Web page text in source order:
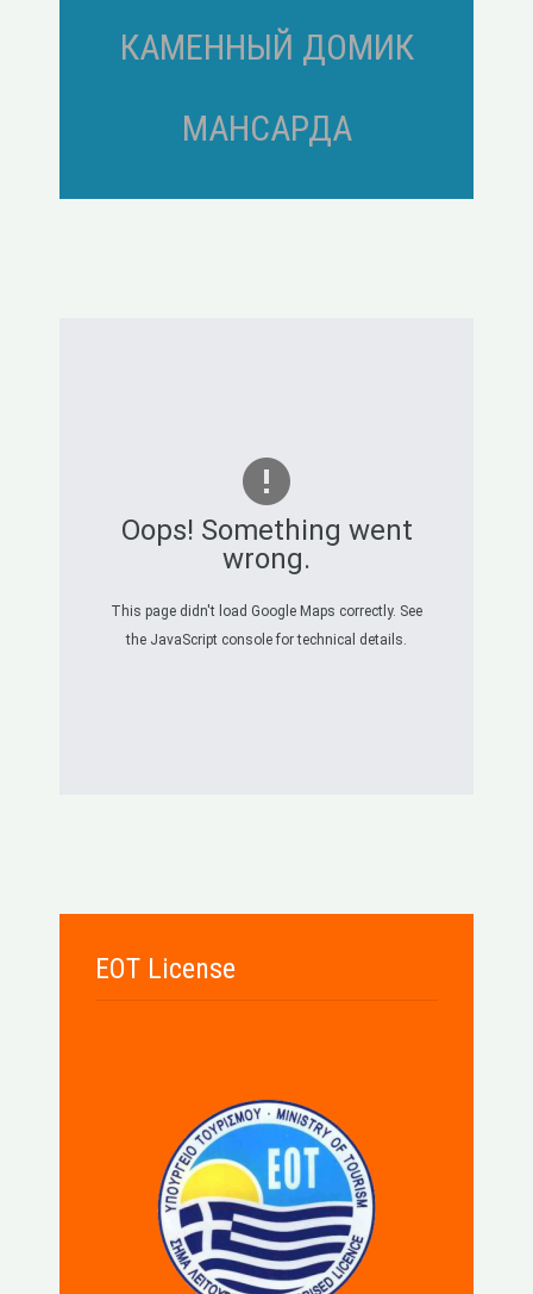
КАМЕННЫЙ ДОМИК
МАНСАРДА
Oops! Something went
wrong.
This page didn't load Google Maps correctly. See
the JavaScript console for technical details.
EOT License